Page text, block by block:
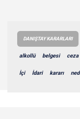
DANIŞTAY KARARLARI
alkollü belgesi ceza
İçi İdari kararı